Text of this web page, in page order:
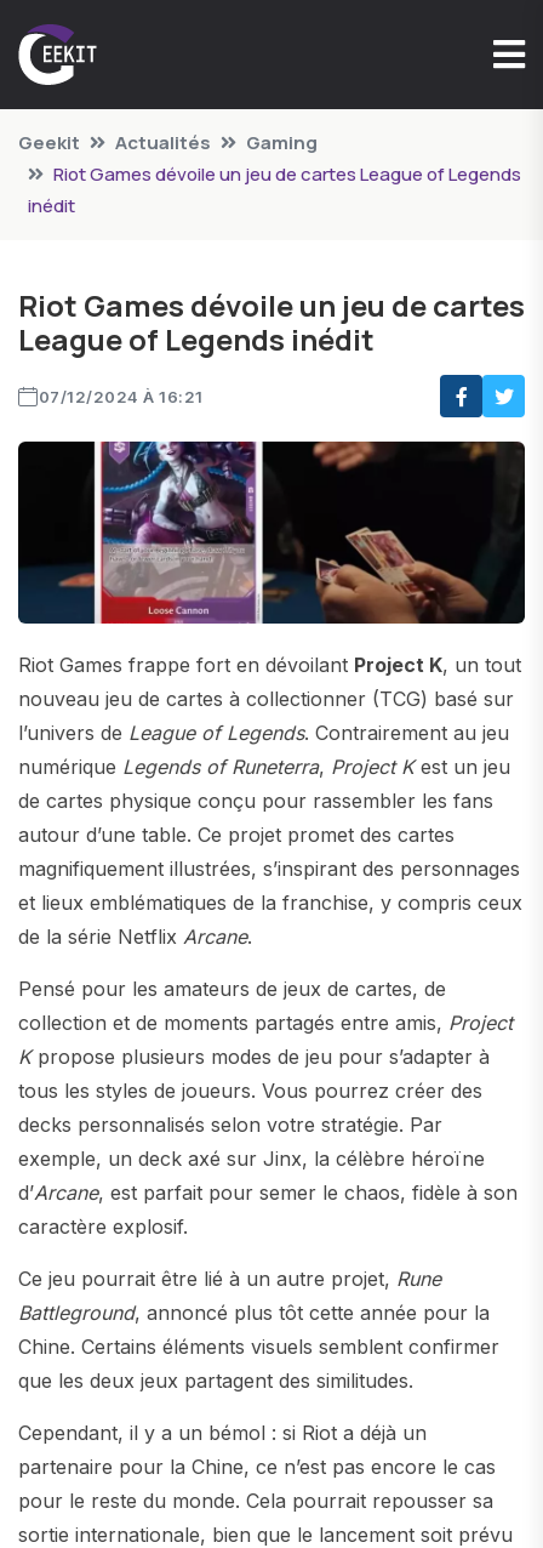
Geekit Actualités
Gaming
Riot Games dévoile un jeu de cartes League of Legends
inédit
Riot Games dévoile un jeu de cartes
League of Legends inédit
07/12/2024 À 16:21
Riot Games frappe fort en dévoilant Project K, un tout
nouveau jeu de cartes à collectionner (TCG) basé sur
l’univers de League of Legends. Contrairement au jeu
numérique Legends of Runeterra, Project Kest un jeu
de cartes physique conçu pour rassembler les fans
autour d’une table. Ce projet promet des cartes
magnifiquement illustrées, s’inspirant des personnages
et lieux emblématiques de la franchise, y compris ceux
de la série Netflix Arcane.
Pensé pour les amateurs de jeux de cartes, de
collection et de moments partagés entre amis, Project
Kpropose plusieurs modes de jeu pour s’adapter à
tous les styles de joueurs. Vous pourrez créer des
decks personnalisés selon votre stratégie. Par
exemple, un deck axé sur Jinx, la célèbre héroïne
d’Arcane, est parfait pour semer le chaos, fidèle à son
caractère explosif.
Ce jeu pourrait être lié à un autre projet, Rune
Battleground, annoncé plus tôt cette année pour la
Chine. Certains éléments visuels semblent confirmer
que les deux jeux partagent des similitudes.
Cependant, il y a un bémol : si Riot a déjà un
partenaire pour la Chine, ce n’est pas encore le cas
pour le reste du monde. Cela pourrait repousser sa
sortie internationale, bien que le lancement soit prévu